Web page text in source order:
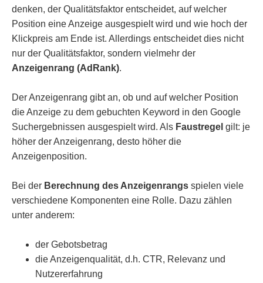
denken, der Qualitätsfaktor entscheidet, auf welcher
Position eine Anzeige ausgespielt wird und wie hoch der
Klickpreis am Ende ist. Allerdings entscheidet dies nicht
nur der Qualitätsfaktor, sondern vielmehr der
Anzeigenrang (AdRank).
Der Anzeigenrang gibt an, ob und auf welcher Position
die Anzeige zu dem gebuchten Keyword in den Google
Suchergebnissen ausgespielt wird. Als Faustregel gilt: je
höher der Anzeigenrang, desto höher die
Anzeigenposition.
Bei der Berechnung des Anzeigenrangs spielen viele
verschiedene Komponenten eine Rolle. Dazu zählen
unter anderem:
der Gebotsbetrag
die Anzeigenqualität, d.h. CTR, Relevanz und
Nutzererfahrung